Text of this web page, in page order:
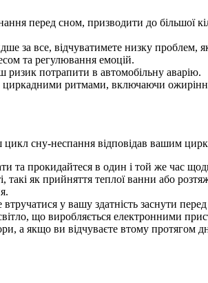
перед сном, призводити до більшої
за все, відчуватимете низку проблем,
та регулювання емоцій.
ризик потрапити в автомобільну аварію.
циркадними ритмами, включаючи
сну-неспання відповідав вашим
та прокидайтеся в один і той же час
як прийняття теплої ванни або
у вашу здатність заснути
що виробляється електронними
а якщо ви відчуваєте втому протягом